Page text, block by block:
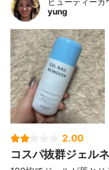
yung
2.00
コスパ抜群ジェル